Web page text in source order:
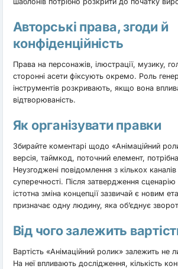
Авторські права, згоди й
конфіденційність
Права на персонажів, ілюстрації, музику,
сторонні асети фіксують окремо. Роль
інструментів розкривають, якщо вона
відтворюваність.
Як організувати правки
Збирайте коментарі щодо «Анімаційний
версія, таймкод, поточний елемент,
Неузгоджені повідомлення з кількох
суперечності. Після затвердження сценарію
істотна зміна концепції зазвичай є новим
призначає одну людину, яка об’єднує
Від чого залежить
Вартість «Анімаційний ролик» залежить не
На неї впливають дослідження, кількість